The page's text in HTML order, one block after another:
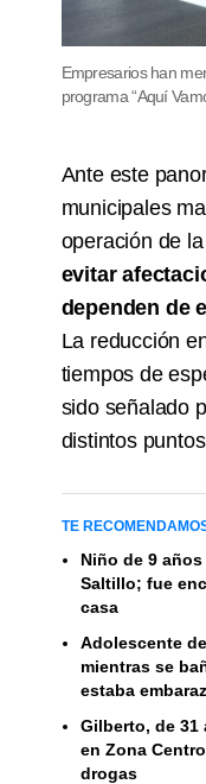
Empresarios han
programa “Aquí
Ante este
municipales
operación de
evitar
dependen de
La reducción
tiempos de
sido señalado
distintos
TE
Niño de 9
Saltillo; fue
casa
Adolescente
mientras se
estaba
Gilberto, de 31
en Zona
drogas